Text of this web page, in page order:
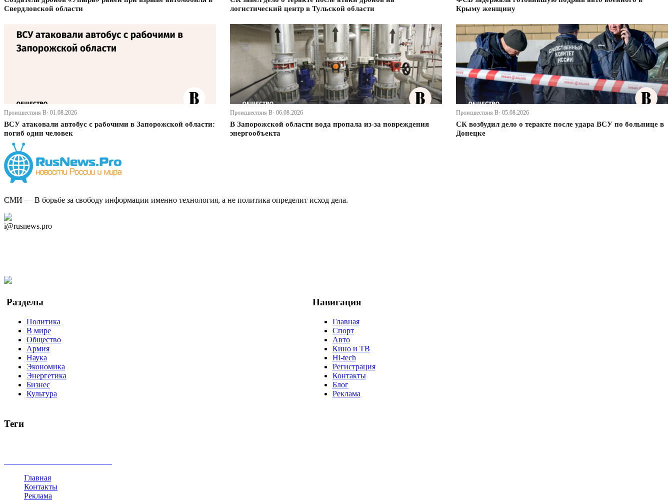
Свердловской области
логистический центр в Тульской области
Крыму женщину
Происшествия В· 01.08.2026
ВСУ атаковали автобус с рабочими в Запорожской области:
погиб один человек
Происшествия В· 06.08.2026
В Запорожской области вода пропала из-за повреждения
энергообъекта
Происшествия В· 05.08.2026
СК возбудил дело о теракте после удара ВСУ по больнице в
Донецке
СМИ — В борьбе за свободу информации именно технология, а не политика определит исход дела.
i@rusnews.pro
Разделы
Политика
В мире
Общество
Армия
Наука
Экономика
Энергетика
Бизнес
Культура
Навигация
Главная
Спорт
Авто
Кино и ТВ
Hi-tech
Регистрация
Контакты
Блог
Реклама
Теги
Главная
Контакты
Реклама